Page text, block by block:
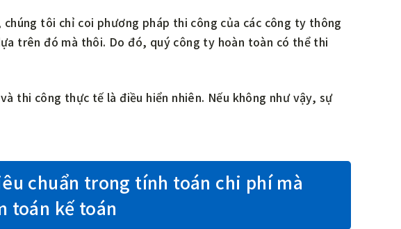
tôi chỉ coi phương pháp thi công của các công ty thông
trên đó mà thôi. Do đó, quý công ty hoàn toàn có thể thi
thi công thực tế là điều hiển nhiên. Nếu không như vậy, sự
chuẩn trong tính toán chi phí mà
toán kế toán